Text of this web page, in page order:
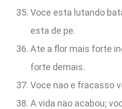
Voce esta lutando
esta de pe.
Ate a flor mais forte
forte demais.
Voce nao e fracasso
A vida nao acabou;